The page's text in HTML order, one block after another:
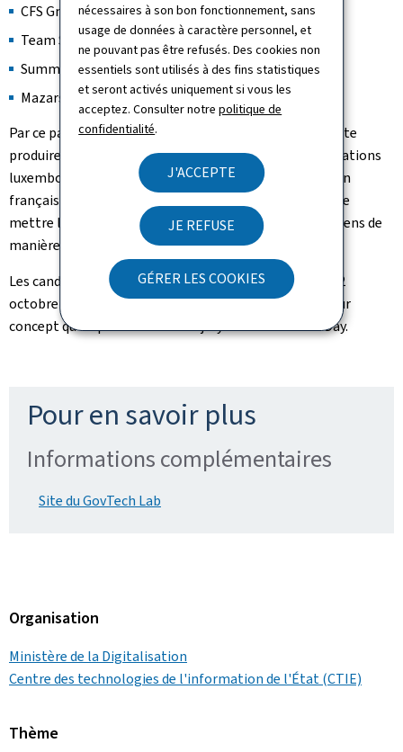
nécessaires à son bon fonctionnement, sans
usage de données à caractère personnel, et
ne pouvant pas être refusés. Des cookies non
essentiels sont utilisés à des fins statistiques
et seront activés uniquement si vous les
acceptez. Consulter notrepolitique de
confidentialité.
J'ACCEPTE
JE REFUSE
GÉRER LES COOKIES
CFS Gmbh
Team SoftGiant
Summ AI
Mazars
Par ce partenariat d'innovation, le GovTech Lab souhaite
produire une solution pour les ministères et administrations
luxembourgeois permettant de transcrire des textes en
français et en allemand dans un langage simple, afin de
mettre les informations à disposition de tous les citoyens de
manière aussi rapide que possible.
Les candidats sélectionnés ont maintenant jusqu'au 22
octobre pour élaborer un prototype fonctionnel de leur
concept qu'ils présenteront au jury lors de la Demo Day.
Pour en savoir plus
Informations complémentaires
Site du GovTech Lab
Organisation
Ministère de la Digitalisation
Centre des technologies de l'information de l'État (CTIE)
Thème